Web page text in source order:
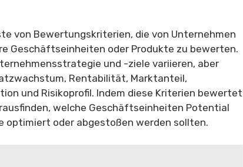
von Bewertungskriterien, die von Unternehmen
Geschäftseinheiten oder Produkte zu bewerten.
und -ziele variieren, aber
Rentabilität, Marktanteil,
und Risikoprofil. Indem diese Kriterien bewertet
welche Geschäftseinheiten Potential
optimiert oder abgestoßen werden sollten.